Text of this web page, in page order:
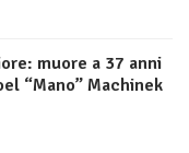
muore a 37 anni
“Mano” Machinek